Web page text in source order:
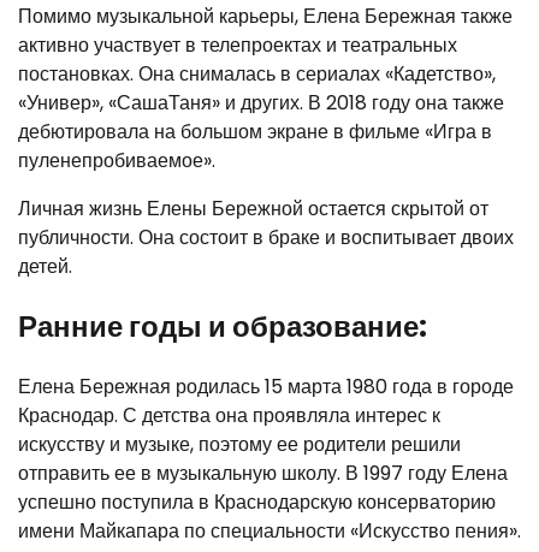
Помимо музыкальной карьеры, Елена Бережная также
активно участвует в телепроектах и театральных
постановках. Она снималась в сериалах «Кадетство»,
«Универ», «СашаТаня» и других. В 2018 году она также
дебютировала на большом экране в фильме «Игра в
пуленепробиваемое».
Личная жизнь Елены Бережной остается скрытой от
публичности. Она состоит в браке и воспитывает двоих
детей.
Ранние годы и образование:
Елена Бережная родилась 15 марта 1980 года в городе
Краснодар. С детства она проявляла интерес к
искусству и музыке, поэтому ее родители решили
отправить ее в музыкальную школу. В 1997 году Елена
успешно поступила в Краснодарскую консерваторию
имени Майкапара по специальности «Искусство пения».